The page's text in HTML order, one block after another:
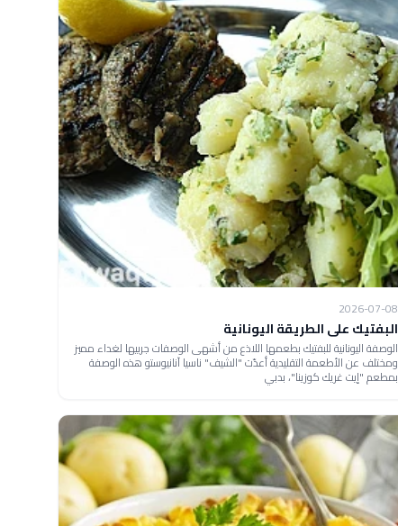
2026-07-08
البفتيك على الطريقة اليونانية
الوصفة اليونانية للبفتيك بطعمها اللاذع من أشهى الوصفات جربيها لغداء مميز
ومختلف عن الأطعمة التقليدية أعدّت "الشيف" ناسيا آنانيوستو هذه الوصفة
بمطعم "إيت غريك كوزينا"، بدبي